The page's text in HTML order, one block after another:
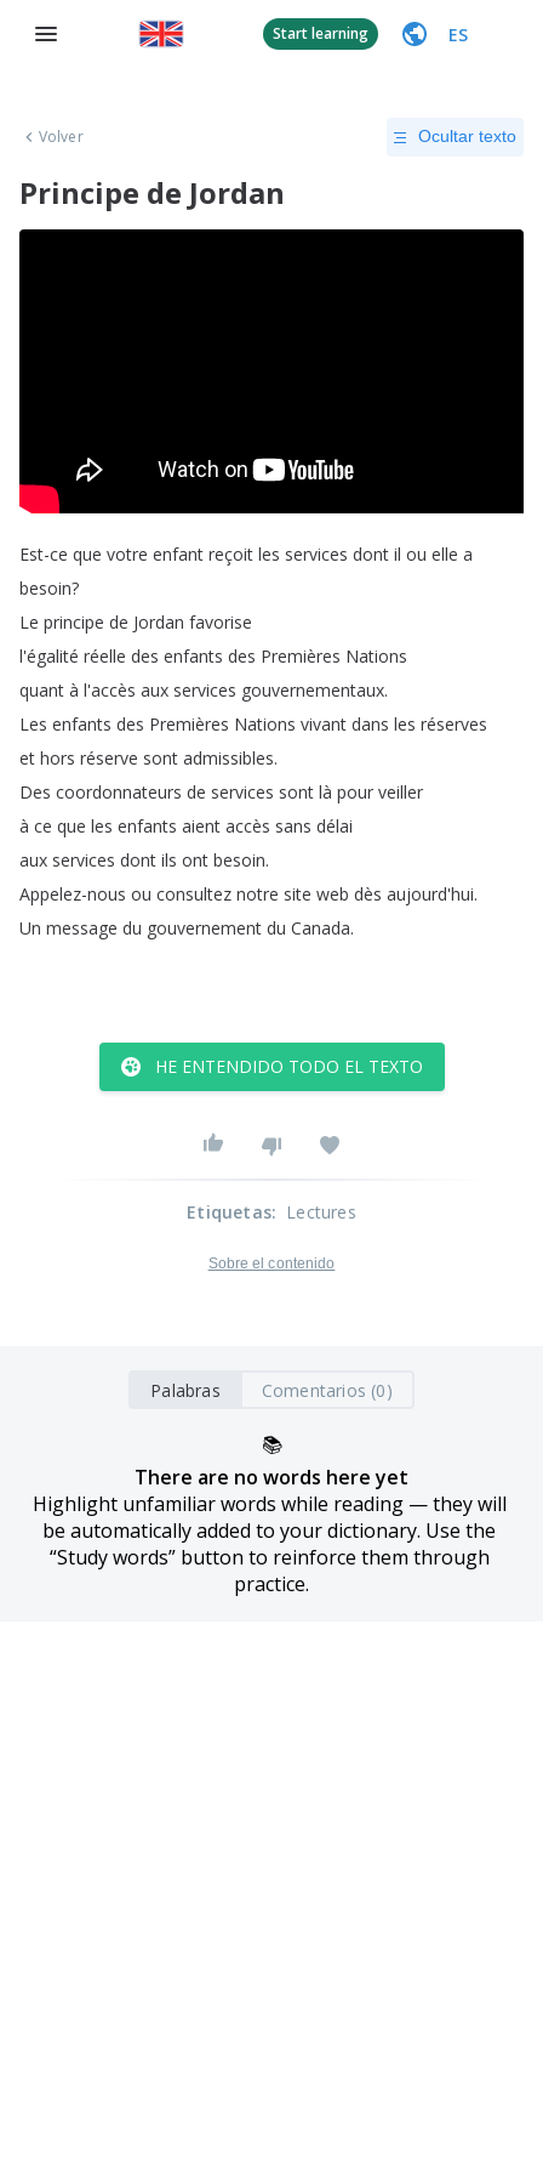
Start learning ES
Volver Ocultar texto
Principe de Jordan
Est-ce que votre enfant reçoit les services dont il ou elle a
besoin?
Le principe de Jordan favorise
l'égalité réelle des enfants des Premières Nations
quant à l'accès aux services gouvernementaux.
Les enfants des Premières Nations vivant dans les réserves
et hors réserve sont admissibles.
Des coordonnateurs de services sont là pour veiller
à ce que les enfants aient accès sans délai
aux services dont ils ont besoin.
Appelez-nous ou consultez notre site web dès aujourd'hui.
Un message du gouvernement du Canada.
HE ENTENDIDO TODO EL TEXTO
Etiquetas: Lectures
Sobre el contenido
Palabras Comentarios (0)
📚
There are no words here yet
Highlight unfamiliar words while reading — they will
be automatically added to your dictionary. Use the
“Study words” button to reinforce them through
practice.